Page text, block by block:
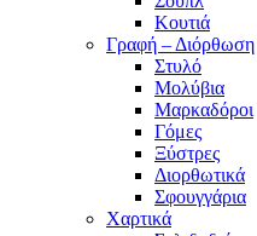
Κουτιά
Γραφή – Διόρθωση
Στυλό
Μολύβια
Μαρκαδόροι
Γόμες
Ξύστρες
Διορθωτικά
Σφουγγάρια
Χαρτικά